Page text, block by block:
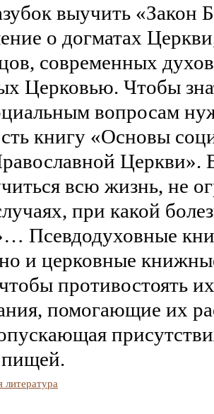
выучить «Закон
о догматах
современных
Церковью. Чтобы
вопросам
книгу «Основы
всю жизнь, не
при какой
Псевдодуховные
но и церковные
противостоять
помогающие их
литература